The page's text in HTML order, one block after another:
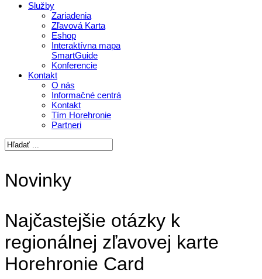
Služby
Zariadenia
Zľavová Karta
Eshop
Interaktívna mapa
SmartGuide
Konferencie
Kontakt
O nás
Informačné centrá
Kontakt
Tím Horehronie
Partneri
Novinky
Najčastejšie otázky k
regionálnej zľavovej karte
Horehronie Card